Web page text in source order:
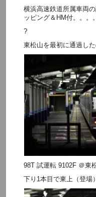
横浜高速鉄道所属車両
ッピング＆HM付。。。。
?
東松山を最初に通過した
98T 試運転 9102F ＠東
下り1本目で東上（登場